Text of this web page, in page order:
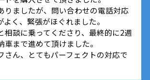
りましたが、問い合わせの電話対応
よく、緊張がほぐれました。
相談に乗ってくださり、最終的に2週
車まで進めて頂けました。
さん、とてもパーフェクトの対応で